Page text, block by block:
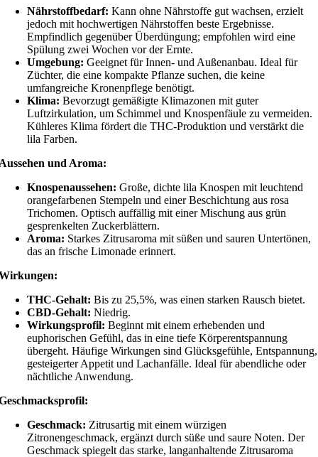
Nährstoffbedarf: Kann ohne Nährstoffe gut wachsen, erzielt
jedoch mit hochwertigen Nährstoffen beste Ergebnisse.
Empfindlich gegenüber Überdüngung; empfohlen wird eine
Spülung zwei Wochen vor der Ernte.
Umgebung: Geeignet für Innen- und Außenanbau. Ideal für
Züchter, die eine kompakte Pflanze suchen, die keine
umfangreiche Kronenpflege benötigt.
Klima: Bevorzugt gemäßigte Klimazonen mit guter
Luftzirkulation, um Schimmel und Knospenfäule zu vermeiden.
Kühleres Klima fördert die THC-Produktion und verstärkt die
lila Farben.
und Aroma:
Knospenaussehen: Große, dichte lila Knospen mit leuchtend
orangefarbenen Stempeln und einer Beschichtung aus rosa
Trichomen. Optisch auffällig mit einer Mischung aus grün
gesprenkelten Zuckerblättern.
Aroma: Starkes Zitrusaroma mit süßen und sauren Untertönen,
das an frische Limonade erinnert.
THC-Gehalt: Bis zu 25,5%, was einen starken Rausch bietet.
CBD-Gehalt: Niedrig.
Wirkungsprofil: Beginnt mit einem erhebenden und
euphorischen Gefühl, das in eine tiefe Körperentspannung
übergeht. Häufige Wirkungen sind Glücksgefühle, Entspannung,
gesteigerter Appetit und Lachanfälle. Ideal für abendliche oder
nächtliche Anwendung.
Geschmack: Zitrusartig mit einem würzigen
Zitronengeschmack, ergänzt durch süße und saure Noten. Der
Geschmack spiegelt das starke, langanhaltende Zitrusaroma